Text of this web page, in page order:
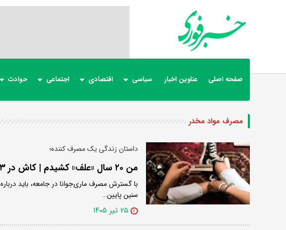
صفحه اصلی عناوین اخبار سیاسی اقتصادی اجتماعی حوادث
مصرف مواد مخدر
داستان زندگی یک مصرف کننده؛
من ۲۰ سال «علف» کشیدم | کاش در ۱۳ سالگی این چیزها را می‌دانستم
با گسترش مصرف ماری‌جوانا در جامعه، باید
سنین پایین…
۲۵ تیر ۱۴۰۵